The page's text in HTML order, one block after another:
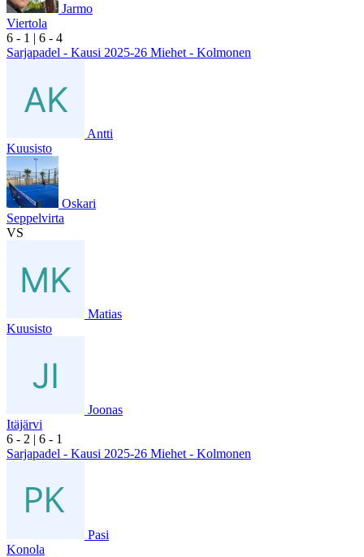
Jarmo
Viertola
6 - 1 | 6 - 4
Sarjapadel - Kausi 2025-26 Miehet - Kolmonen
Antti
Kuusisto
Oskari
Seppelvirta
VS
Matias
Kuusisto
Joonas
Itäjärvi
6 - 2 | 6 - 1
Sarjapadel - Kausi 2025-26 Miehet - Kolmonen
Pasi
Konola